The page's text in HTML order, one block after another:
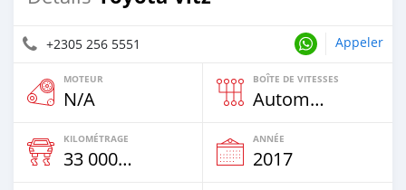
+2305 256 5551 Appeler
MOTEUR
N/A
BOÎTE DE VITESSES
Automatique
KILOMÉTRAGE
33 000 Km
ANNÉE
2017